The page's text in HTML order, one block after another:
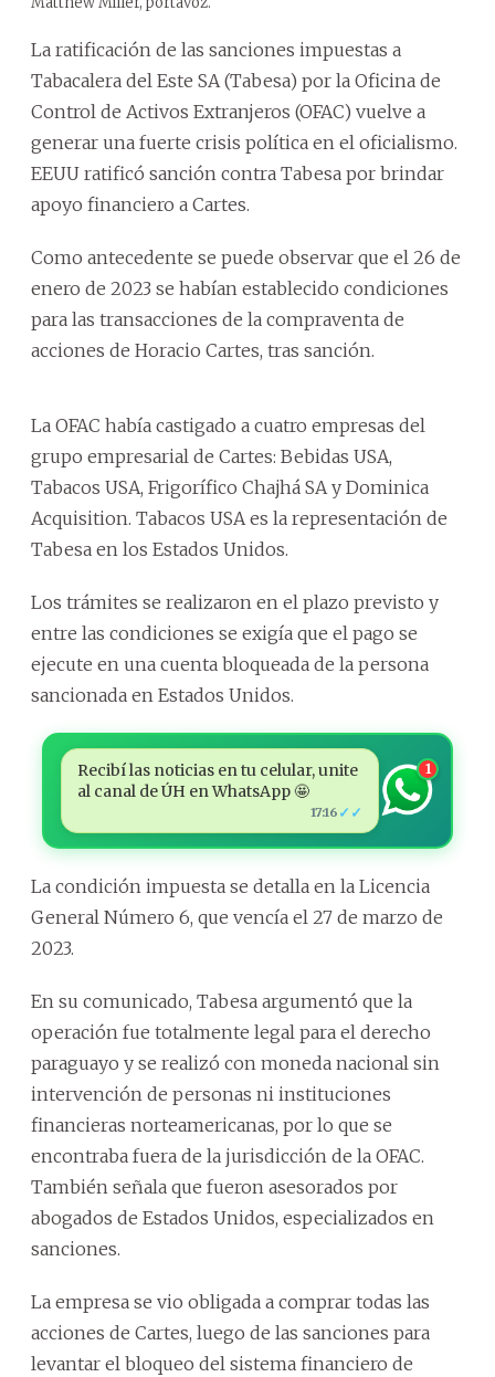
La ratificación de las sanciones impuestas a
Tabacalera del Este SA (Tabesa) por la Oficina de
Control de Activos Extranjeros (OFAC) vuelve a
generar una fuerte crisis política en el oficialismo.
EEUU ratificó sanción contra Tabesa por brindar
apoyo financiero a Cartes.
Como antecedente se puede observar que el 26 de
enero de 2023 se habían establecido condiciones
para las transacciones de la compraventa de
acciones de Horacio Cartes, tras sanción.
La OFAC había castigado a cuatro empresas del
grupo empresarial de Cartes: Bebidas USA,
Tabacos USA, Frigorífico Chajhá SA y Dominica
Acquisition. Tabacos USA es la representación de
Tabesa en los Estados Unidos.
Los trámites se realizaron en el plazo previsto y
entre las condiciones se exigía que el pago se
ejecute en una cuenta bloqueada de la persona
sancionada en Estados Unidos.
Recibí las noticias en tu celular, unite
al canal de ÚH en WhatsApp 🤩
17:16 ✓✓
1
La condición impuesta se detalla en la Licencia
General Número 6, que vencía el 27 de marzo de
2023.
En su comunicado, Tabesa argumentó que la
operación fue totalmente legal para el derecho
paraguayo y se realizó con moneda nacional sin
intervención de personas ni instituciones
financieras norteamericanas, por lo que se
encontraba fuera de la jurisdicción de la OFAC.
También señala que fueron asesorados por
abogados de Estados Unidos, especializados en
sanciones.
La empresa se vio obligada a comprar todas las
acciones de Cartes, luego de las sanciones para
levantar el bloqueo del sistema financiero de